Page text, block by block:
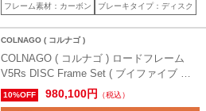
フレーム素材：カーボン ブレーキタイプ：ディスク
COLNAGO ( コルナゴ )
COLNAGO ( コルナゴ ) ロードフレーム
V5Rs DISC Frame Set ( ブイファイブ ア
ールエス フレームセット ) SDM5 485S (身
長目安165cm前後)
10%OFF 980,100円 （税込）